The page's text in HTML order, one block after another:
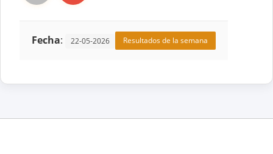
Fecha: 22-05-2026 Resultados de la semana